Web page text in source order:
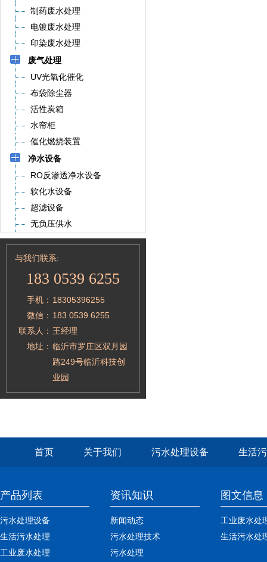
制药废水处理
电镀废水处理
印染废水处理
废气处理
UV光氧化催化
布袋除尘器
活性炭箱
水帘柜
催化燃烧装置
净水设备
RO反渗透净水设备
软化水设备
超滤设备
无负压供水
与我们联系:
183 0539 6255
手机： 18305396255
微信： 183 0539 6255
联系人： 王经理
地址： 临沂市罗庄区双月园
路249号临沂科技创
业园
首页 关于我们 污水处理设备 生活
产品列表
污水处理设备
生活污水处理
工业废水处理
资讯知识
新闻动态
污水处理技术
污水处理
图文信息
工业废水处
生活污水处